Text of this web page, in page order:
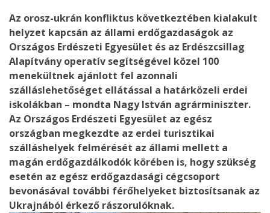
Az orosz-ukrán konfliktus következtében kialakult
helyzet kapcsán az állami erdőgazdaságok az
Országos Erdészeti Egyesület és az Erdészcsillag
Alapítvány operatív segítségével közel 100
menekültnek ajánlott fel azonnali
szálláslehetőséget ellátással a határközeli erdei
iskolákban – mondta Nagy István agrárminiszter.
Az Országos Erdészeti Egyesület az egész
országban megkezdte az erdei turisztikai
szálláshelyek felmérését az állami mellett a
magán erdőgazdálkodók körében is, hogy szükség
esetén az egész erdőgazdasági cégcsoport
bevonásával további férőhelyeket biztosítsanak az
Ukrajnából érkező rászorulóknak.